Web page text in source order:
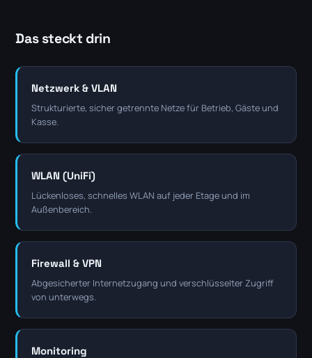
Das steckt drin
Netzwerk & VLAN
Strukturierte, sicher getrennte Netze für Betrieb, Gäste und
Kasse.
WLAN (UniFi)
Lückenloses, schnelles WLAN auf jeder Etage und im
Außenbereich.
Firewall & VPN
Abgesicherter Internetzugang und verschlüsselter Zugriff
von unterwegs.
Monitoring